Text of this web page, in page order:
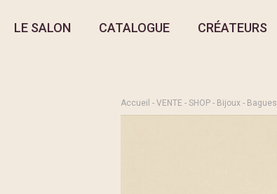
LE SALON CATALOGUE CRÉATEURS
Accueil - VENTE - SHOP - Bijoux - Bagues